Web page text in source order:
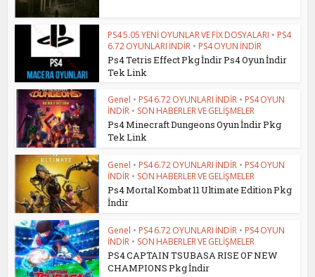
PS4 5.05 YENİ OYUNLAR VE FİX DOSYALARI • PS4
6.72 OYUNLARI İNDİR • PS4 OYUN İNDİR
Ps4 Tetris Effect Pkg İndir Ps4 Oyun İndir
Tek Link
Genel • PS4 6.72 OYUNLARI İNDİR • PS4 OYUN
İNDİR • SON HABERLER VE GELİŞMELER
Ps4 Minecraft Dungeons Oyun İndir Pkg
Tek Link
Genel • PS4 6.72 OYUNLARI İNDİR • PS4 OYUN
İNDİR • SON HABERLER VE GELİŞMELER
Ps4 Mortal Kombat 11 Ultimate Edition Pkg
İndir
Genel • PS4 6.72 OYUNLARI İNDİR • PS4 OYUN
İNDİR • SON HABERLER VE GELİŞMELER
PS4 CAPTAIN TSUBASA RISE OF NEW
CHAMPIONS Pkg İndir